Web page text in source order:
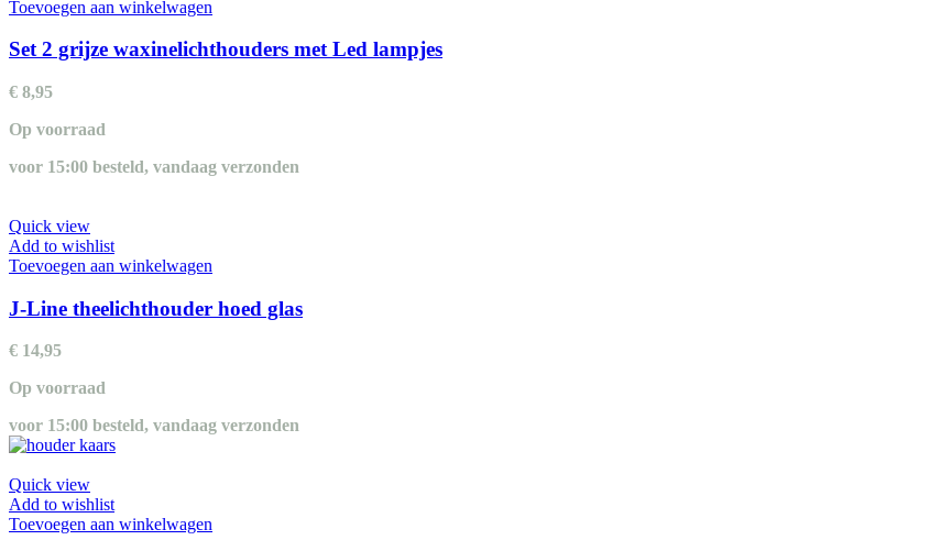
Toevoegen aan winkelwagen
Set 2 grijze waxinelichthouders met Led lampjes
€ 8,95
Op voorraad
voor 15:00 besteld, vandaag verzonden
Quick view
Add to wishlist
Toevoegen aan winkelwagen
J-Line theelichthouder hoed glas
€ 14,95
Op voorraad
voor 15:00 besteld, vandaag verzonden
Quick view
Add to wishlist
Toevoegen aan winkelwagen